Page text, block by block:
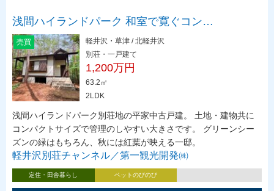
浅間ハイランドパーク 和室で寛ぐコン…
売買
軽井沢・草津 / 北軽井沢
別荘・一戸建て
1,200万円
63.2㎡
2LDK
浅間ハイランドパーク別荘地の平家中古戸建。 土地・建物共に
コンパクトサイズで管理のしやすい大きさです。 グリーンシー
ズンの緑はもちろん、秋には紅葉が映える一邸。
軽井沢別荘チャンネル／第一観光開発㈱
定住・田舎暮らし ペットのびのび